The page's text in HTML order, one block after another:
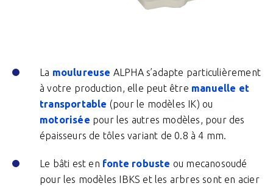
La moulureuse ALPHA s’adapte particulièrement
à votre production, elle peut être manuelle et
transportable (pour le modèles IK) ou
motorisée pour les autres modèles, pour des
épaisseurs de tôles variant de 0.8 à 4 mm.
Le bâti est en fonte robuste ou mecanosoudé
pour les modèles IBKS et les arbres sont en acier